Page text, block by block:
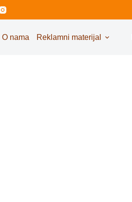
O nama Reklamni materijal